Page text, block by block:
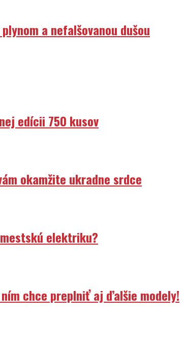
a nefalšovanou dušou
edícii 750 kusov
okamžite ukradne srdce
mestskú elektriku?
chce preplniť aj ďalšie modely!